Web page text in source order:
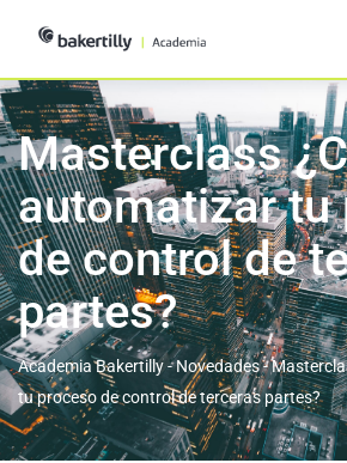
Masterclass
automatizar tu
de control de
partes?
Academia Bakertilly-Novedades-
tu proceso de control de terceras partes?